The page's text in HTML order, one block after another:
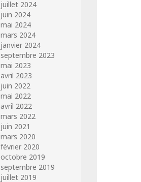
juillet 2024
juin 2024
mai 2024
mars 2024
janvier 2024
septembre 2023
mai 2023
avril 2023
juin 2022
mai 2022
avril 2022
mars 2022
juin 2021
mars 2020
février 2020
octobre 2019
septembre 2019
juillet 2019